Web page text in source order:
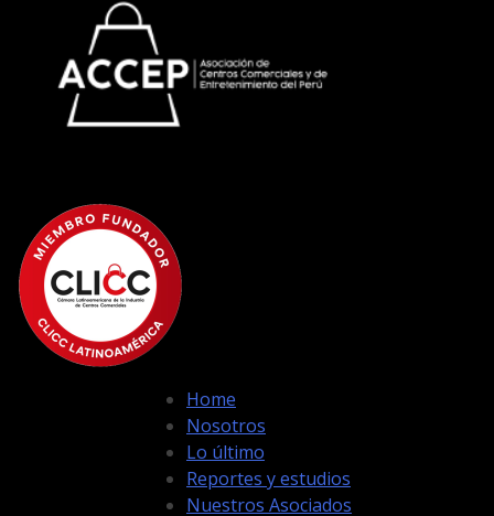
Home
Nosotros
Lo último
Reportes y estudios
Nuestros Asociados